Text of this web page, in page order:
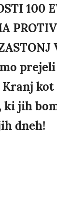
100
ki jih
dneh!